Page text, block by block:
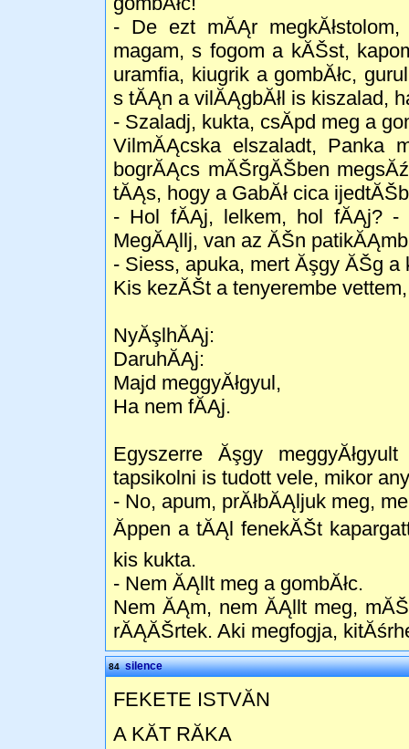
- De ezt mĂĄr
magam, s fogom a kĂŠst,
uramfia, kiugrik a gombĂłc,
s tĂĄn a vilĂĄgbĂłl is kiszalad,
- Szaladj, kukta, csĂ­pd meg a
VilmĂĄcska elszaladt, Panka
bogrĂĄcs mĂŠrgĂŠben
tĂĄs, hogy a GabĂł cica
- Hol fĂĄj, lelkem, hol fĂĄj? -
MegĂĄllj, van az ĂŠn
- Siess, apuka, mert Ăşgy ĂŠg
Kis kezĂŠt a tenyerembe
NyĂşlhĂĄj:
DaruhĂĄj:
Majd meggyĂłgyul,
Ha nem fĂĄj.
Egyszerre Ăşgy
tapsikolni is tudott vele, mikor
- No, apum, prĂłbĂĄljuk meg,
Ăppen a tĂĄl fenekĂŠt
kis kukta.
- Nem ĂĄllt meg a gombĂłc.
Nem ĂĄm, nem ĂĄllt meg,
rĂĄĂŠrtek. Aki megfogja,
84 silence
FEKETE ISTVĂN
A KĂT RĂKA